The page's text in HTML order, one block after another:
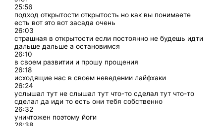
25:56
подход открытости открытость но как вы понимаете
есть вот это вот засада очень
26:03
страшная в открытости если постоянно не будешь идти
дальше дальше а остановимся
26:10
в своем развитии и прошу прощения
26:18
исходящие нас в своем неведении лайфхаки
26:24
услышал тут не слышал тут что-то сделал тут что-то
сделал да иди то есть они тебя собственно
26:32
уничтожен поэтому йоги